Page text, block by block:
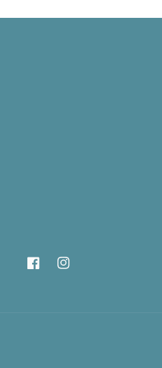
FacebookInstagram